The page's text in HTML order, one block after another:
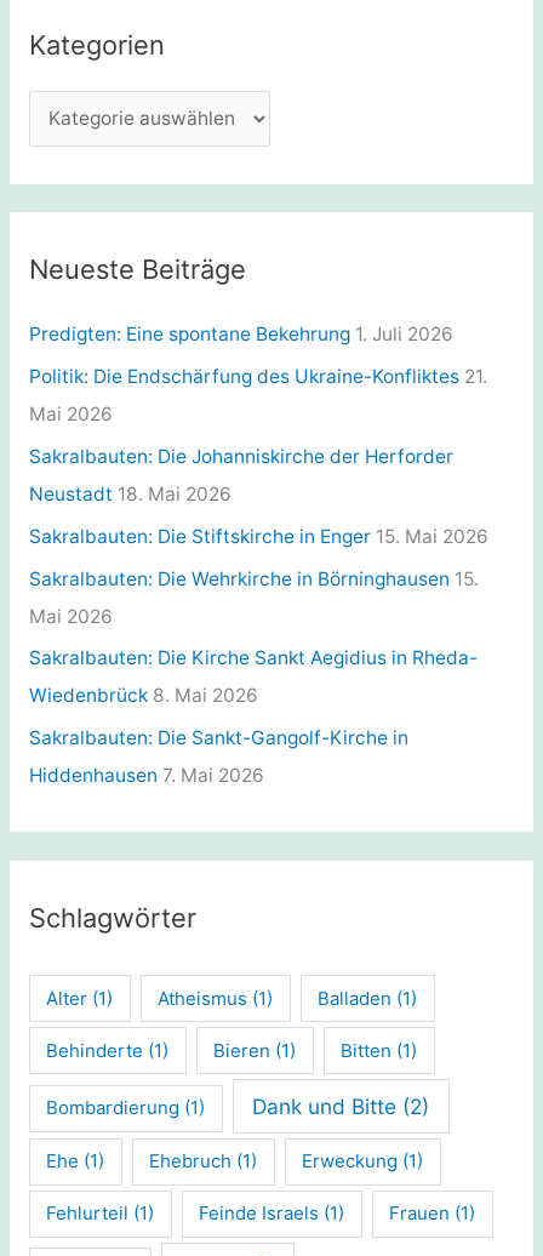
n
n
h
Kategorien
a
t
g
r
i
e
n
Neueste Beiträge
Predigten: Eine spontane Bekehrung 1. Juli 2026
Politik: Die Endschärfung des Ukraine-Konfliktes 21.
Mai 2026
Sakralbauten: Die Johanniskirche der Herforder
Neustadt 18. Mai 2026
Sakralbauten: Die Stiftskirche in Enger 15. Mai 2026
Sakralbauten: Die Wehrkirche in Börninghausen 15.
Mai 2026
Sakralbauten: Die Kirche Sankt Aegidius in Rheda-
Wiedenbrück 8. Mai 2026
Sakralbauten: Die Sankt-Gangolf-Kirche in
Hiddenhausen 7. Mai 2026
Schlagwörter
Alter (1) Atheismus (1) Balladen (1)
Behinderte (1) Bieren (1) Bitten (1)
Bombardierung (1) Dank und Bitte (2)
Ehe (1) Ehebruch (1) Erweckung (1)
Fehlurteil (1) Feinde Israels (1) Frauen (1)